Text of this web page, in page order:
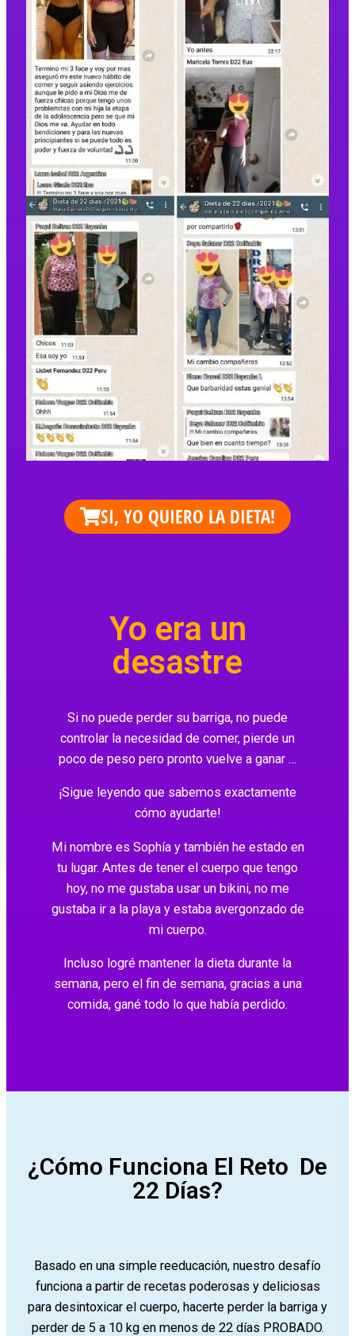
SI, YO QUIERO LA DIETA!
Yo era un
desastre
Si no puede perder su barriga, no puede
controlar la necesidad de comer, pierde un
poco de peso pero pronto vuelve a ganar …
¡Sigue leyendo que sabemos exactamente
cómo ayudarte!
Mi nombre es Sophía y también he estado en
tu lugar. Antes de tener el cuerpo que tengo
hoy, no me gustaba usar un bikini, no me
gustaba ir a la playa y estaba avergonzado de
mi cuerpo.
Incluso logré mantener la dieta durante la
semana, pero el fin de semana, gracias a una
comida, gané todo lo que había perdido.
¿Cómo Funciona El Reto De
22 Días?
Basado en una simple reeducación, nuestro desafío
funciona a partir de recetas poderosas y deliciosas
para desintoxicar el cuerpo, hacerte perder la barriga y
perder de 5 a 10 kg en menos de 22 días PROBADO.